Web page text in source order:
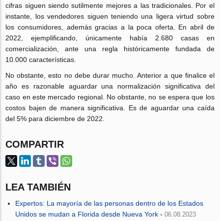
cifras siguen siendo sutilmente mejores a las tradicionales. Por el
instante, los vendedores siguen teniendo una ligera virtud sobre
los consumidores, además gracias a la poca oferta. En abril de
2022, ejemplificando, únicamente había 2.680 casas en
comercialización, ante una regla históricamente fundada de
10.000 características.
No obstante, esto no debe durar mucho. Anterior a que finalice el
año es razonable aguardar una normalización significativa del
caso en este mercado regional. No obstante, no se espera que los
costos bajen de manera significativa. Es de aguardar una caída
del 5% para diciembre de 2022.
COMPARTIR
LEA TAMBIÉN
Expertos: La mayoría de las personas dentro de los Estados
Unidos se mudan a Florida desde Nueva York -06.08.2023